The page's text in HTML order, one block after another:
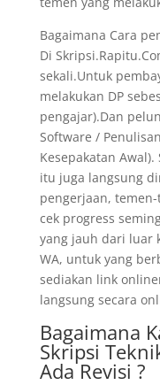
Bagaimana Cara
Di
sekali.Untuk
melakukan DP
pengajar).Dan
Software /
Kesepakatan
itu juga langsung
pengerjaan,
cek progress
yang jauh dari luar
WA, untuk yang
sediakan link
langsung secara
Bagaimana
Skripsi
Ada Revisi ?